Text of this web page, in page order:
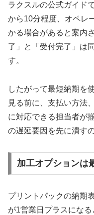
ラクスルの公式ガイド
から10分程度、オペレ
かる場合があると案内
了」と「受付完了」は
す。
したがって最短納期を
見る前に、支払い方法
に対応できる担当者が
の遅延要因を先に潰す
加工オプションは
プリントパックの納期
が1営業日プラスにな